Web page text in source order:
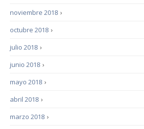
›
noviembre 2018
›
octubre 2018
›
julio 2018
›
junio 2018
›
mayo 2018
›
abril 2018
›
marzo 2018